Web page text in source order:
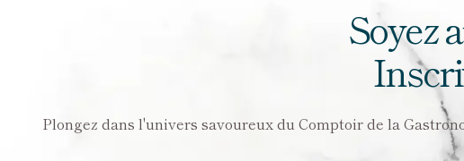
Soyez
Plongez dans l'univers savoureux du Comptoir de la